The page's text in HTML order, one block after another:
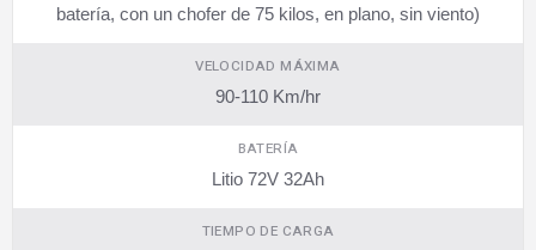
batería, con un chofer de 75 kilos, en plano, sin viento)
VELOCIDAD MÁXIMA
90-110 Km/hr
BATERÍA
Litio 72V 32Ah
TIEMPO DE CARGA